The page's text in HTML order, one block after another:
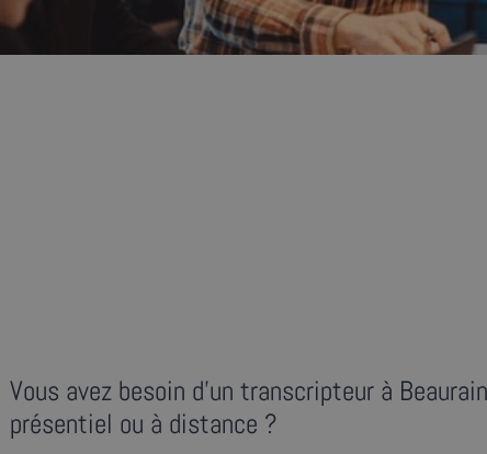
Vous avez besoin d’un transcripteur à
présentiel ou à distance ?